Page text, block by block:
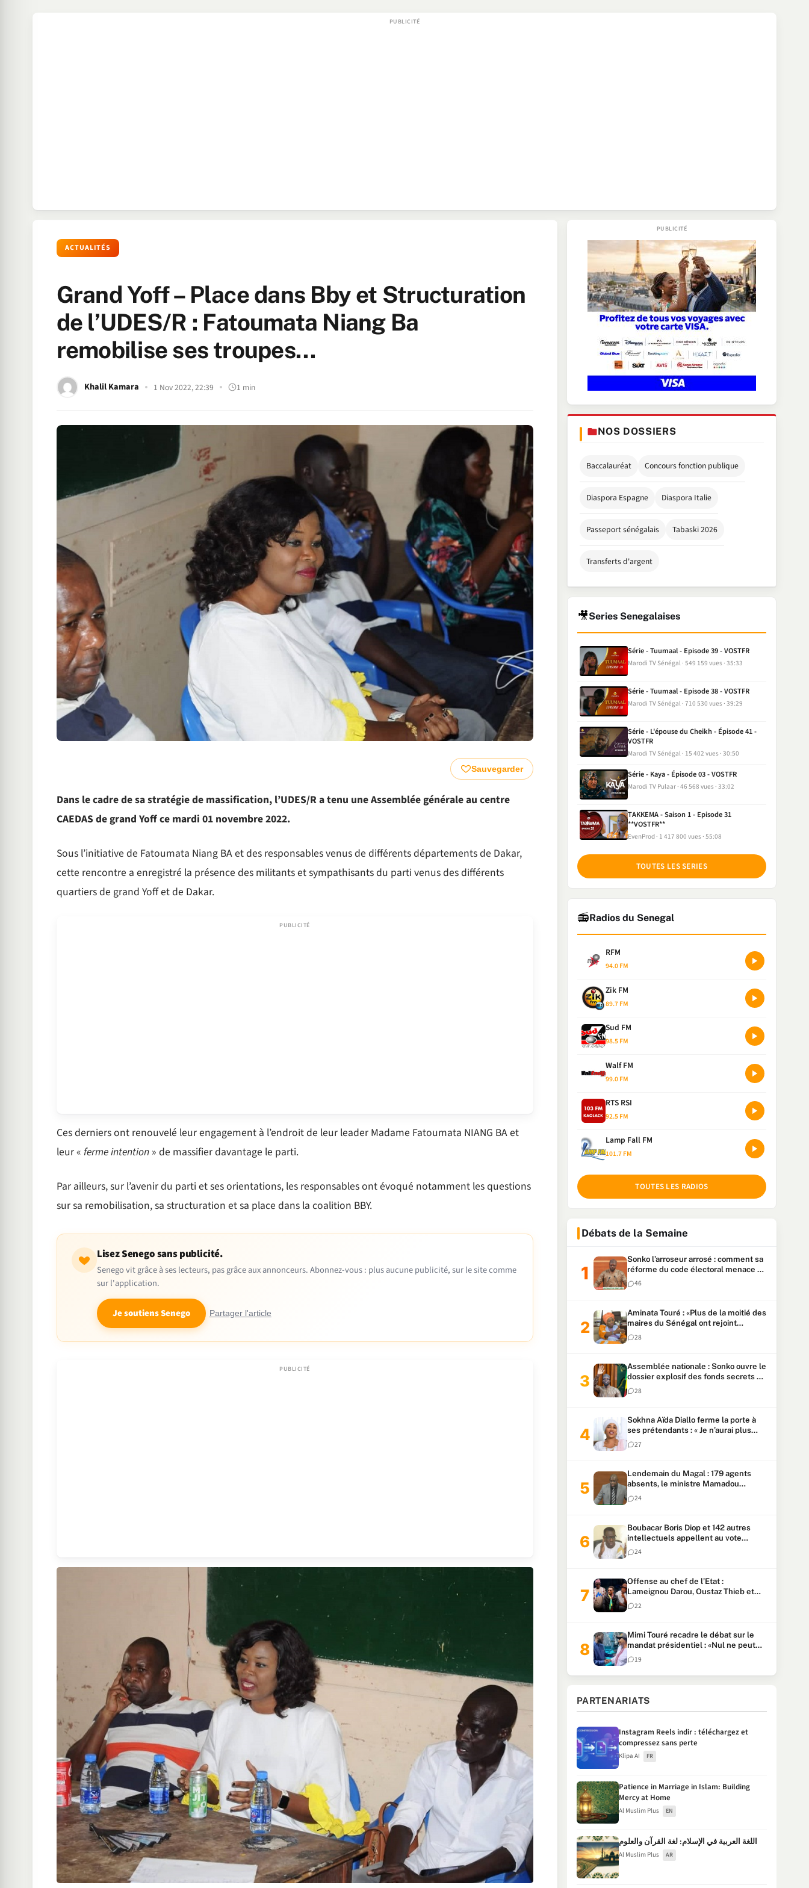
ACTUALITÉS
Grand Yoff – Place dans Bby et Structuration
de l’UDES/R : Fatoumata Niang Ba
remobilise ses troupes…
Khalil Kamara 1 Nov 2022, 22:39 1 min
Sauvegarder
Dans le cadre de sa stratégie de massification, l’UDES/R a tenu une Assemblée générale au centre
CAEDAS de grand Yoff ce mardi 01 novembre 2022.
Sous l’initiative de Fatoumata Niang BA et des responsables venus de différents départements de Dakar,
cette rencontre a enregistré la présence des militants et sympathisants du parti venus des différents
quartiers de grand Yoff et de Dakar.
Ces derniers ont renouvelé leur engagement à l’endroit de leur leader Madame Fatoumata NIANG BA et
leur « ferme intention» de massifier davantage le parti.
Par ailleurs, sur l’avenir du parti et ses orientations, les responsables ont évoqué notamment les questions
sur sa remobilisation, sa structuration et sa place dans la coalition BBY.
Lisez Senego sans publicité.
Senego vit grâce à ses lecteurs, pas grâce aux annonceurs. Abonnez-vous : plus aucune publicité, sur le site comme
sur l'application.
Je soutiens Senego Partager l'article
NOS DOSSIERS
Baccalauréat Concours fonction publique
Diaspora Espagne Diaspora Italie
Passeport sénégalais Tabaski 2026
Transferts d'argent
🎥Series Senegalaises
Série - Tuumaal - Episode 39 - VOSTFR
Marodi TV Sénégal 549 159 vues 35:33
Série - Tuumaal - Episode 38 - VOSTFR
Marodi TV Sénégal 710 530 vues 39:29
Série - L'épouse du Cheikh - Épisode 41 -
VOSTFR
Marodi TV Sénégal 15 402 vues 30:50
Série - Kaya - Épisode 03 - VOSTFR
Marodi TV Pulaar 46 568 vues 33:02
TAKKEMA - Saison 1 - Episode 31
**VOSTFR**
EvenProd 1 417 800 vues 55:08
TOUTES LES SERIES
📻Radios du Senegal
RFM
94.0 FM
Zik FM
89.7 FM
Sud FM
98.5 FM
Walf FM
99.0 FM
RTS RSI
92.5 FM
Lamp Fall FM
101.7 FM
TOUTES LES RADIOS
Débats de la Semaine
Sonko l’arroseur arrosé : comment sa
réforme du code électoral menace sa
candidature
46
Aminata Touré : «Plus de la moitié des
maires du Sénégal ont rejoint
Kiiraay»
28
Assemblée nationale : Sonko ouvre le
dossier explosif des fonds secrets et
du patrimoine présidentiel
28
Sokhna Aïda Diallo ferme la porte à
ses prétendants : « Je n’aurai plus
jamais un autre mari »
27
Lendemain du Magal : 179 agents
absents, le ministre Mamadou
Lamine Dianté exige des explications
24
Boubacar Boris Diop et 142 autres
intellectuels appellent au vote
urgent de la révision
constitutionnelle
24
Offense au chef de l’Etat :
Lameignou Darou, Oustaz Thieb et
Ndiaye Touba lourdement
condamnés
22
Mimi Touré recadre le débat sur le
mandat présidentiel : «Nul ne peut
faire plus de deux mandats
consécutifs de 5 ans»
19
PARTENARIATS
Instagram Reels indir : téléchargez et
compressez sans perte
Klipa AI FR
Patience in Marriage in Islam: Building
Mercy at Home
Al Muslim Plus EN
اللغة العربية في الإسلام: لغة القرآن والعلوم
Al Muslim Plus AR